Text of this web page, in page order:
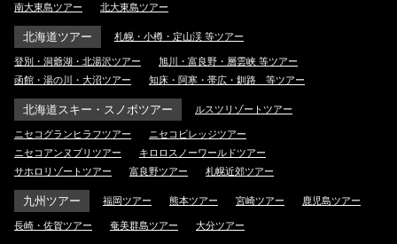
南大東島ツアー 北大東島ツアー
北海道ツアー 札幌・小樽・定山渓 等ツアー
登別・洞爺湖・北湯沢ツアー
旭川・富良野・層雲峡 等ツアー
函館・湯の川・大沼ツアー
知床・阿寒・帯広・釧路 等ツアー
北海道スキー・スノボツアー ルスツリゾートツアー
ニセコグランヒラフツアー
ニセコビレッジツアー
ニセコアンヌプリツアー
キロロスノーワールドツアー
サホロリゾートツアー
富良野ツアー 札幌近郊ツアー
九州ツアー 福岡ツアー 熊本ツアー 宮崎ツアー 鹿児島ツアー
長崎・佐賀ツアー 奄美群島ツアー 大分ツアー